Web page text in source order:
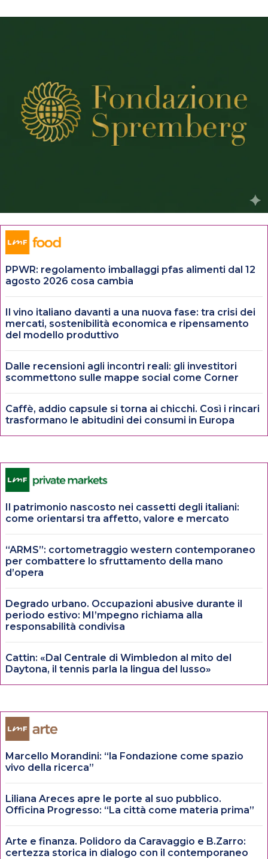
PPWR: regolamento imballaggi pfas alimenti dal 12
agosto 2026 cosa cambia
Il vino italiano davanti a una nuova fase: tra crisi dei
mercati, sostenibilità economica e ripensamento
del modello produttivo
Dalle recensioni agli incontri reali: gli investitori
scommettono sulle mappe social come Corner
Caffè, addio capsule si torna ai chicchi. Così i rincari
trasformano le abitudini dei consumi in Europa
Il patrimonio nascosto nei cassetti degli italiani:
come orientarsi tra affetto, valore e mercato
“ARMS”: cortometraggio western contemporaneo
per combattere lo sfruttamento della mano
d’opera
Degrado urbano. Occupazioni abusive durante il
periodo estivo: MI’mpegno richiama alla
responsabilità condivisa
Cattin: «Dal Centrale di Wimbledon al mito del
Daytona, il tennis parla la lingua del lusso»
Marcello Morandini: “la Fondazione come spazio
vivo della ricerca”
Liliana Areces apre le porte al suo pubblico.
Officina Progresso: “La città come materia prima”
Arte e finanza. Polidoro da Caravaggio e B.Zarro:
certezza storica in dialogo con il contemporaneo